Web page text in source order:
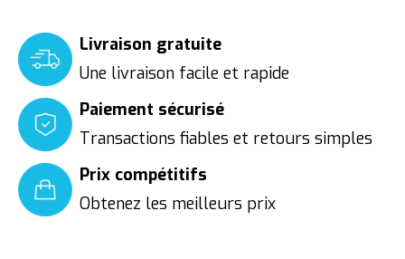
Livraison gratuite
Une livraison facile et rapide
Paiement sécurisé
Transactions fiables et retours simples
Prix compétitifs
Obtenez les meilleurs prix